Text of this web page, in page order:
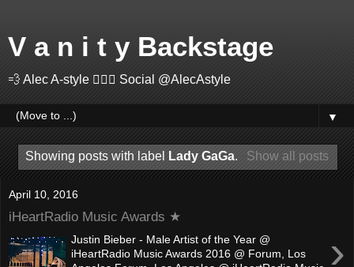
V a n i t y Backstage
💨 Alec A-style 🤽🏻‍♂️ Social @AlecAstyle
▼
Showing posts with label Lady GaGa. Show all posts
April 10, 2016
iHeartRadio Music Awards ★
›
Justin Bieber - Male Artist of the Year @
iHeartRadio Music Awards 2016 @ Forum, Los